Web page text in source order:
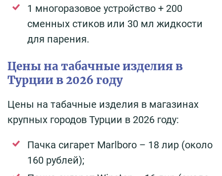
1 многоразовое устройство + 200
сменных стиков или 30 мл жидкости
для парения.
Цены на табачные изделия в
Турции в 2026 году
Цены на табачные изделия в магазинах
крупных городов Турции в 2026 году:
Пачка сигарет Marlboro – 18 лир (около
160 рублей);